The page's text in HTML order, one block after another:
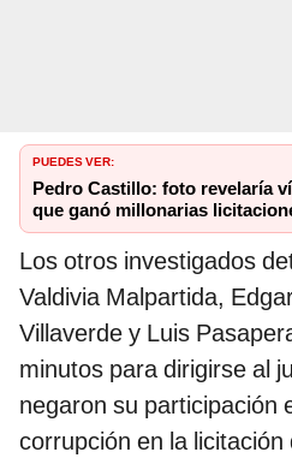
PUEDES VER:
Pedro Castillo: foto revelaría
que ganó millonarias
Los otros investigados
Valdivia Malpartida,
Villaverde y Luis
minutos para dirigirse al
negaron su participación
corrupción en la